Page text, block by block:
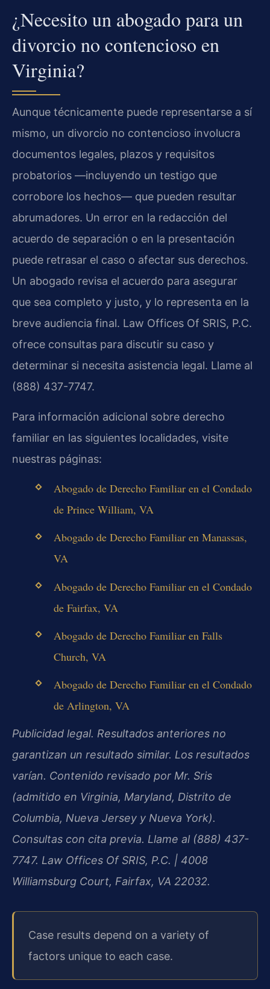
¿Necesito un abogado para un
divorcio no contencioso en
Virginia?
Aunque técnicamente puede representarse a sí
mismo, un divorcio no contencioso involucra
documentos legales, plazos y requisitos
probatorios —incluyendo un testigo que
corrobore los hechos— que pueden resultar
abrumadores. Un error en la redacción del
acuerdo de separación o en la presentación
puede retrasar el caso o afectar sus derechos.
Un abogado revisa el acuerdo para asegurar
que sea completo y justo, y lo representa en la
breve audiencia final. Law Offices Of SRIS, P.C.
ofrece consultas para discutir su caso y
determinar si necesita asistencia legal. Llame al
(888) 437-7747.
Para información adicional sobre derecho
familiar en las siguientes localidades, visite
nuestras páginas:
Abogado de Derecho Familiar en el Condado
de Prince William, VA
Abogado de Derecho Familiar en Manassas,
VA
Abogado de Derecho Familiar en el Condado
de Fairfax, VA
Abogado de Derecho Familiar en Falls
Church, VA
Abogado de Derecho Familiar en el Condado
de Arlington, VA
Publicidad legal. Resultados anteriores no
garantizan un resultado similar. Los resultados
varían. Contenido revisado por Mr. Sris
(admitido en Virginia, Maryland, Distrito de
Columbia, Nueva Jersey y Nueva York).
Consultas con cita previa. Llame al (888) 437-
7747. Law Offices Of SRIS, P.C. | 4008
Williamsburg Court, Fairfax, VA 22032.
Case results depend on a variety of
factors unique to each case.